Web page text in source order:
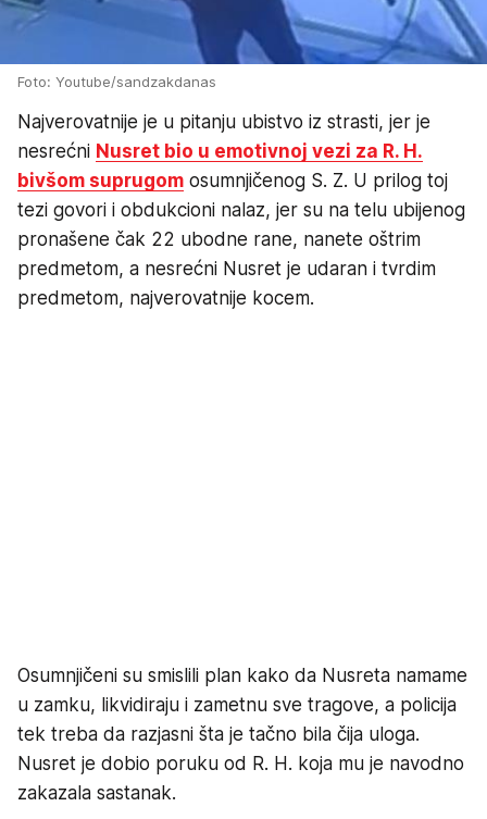
Foto: Youtube/sandzakdanas
Najverovatnije je u pitanju ubistvo iz strasti, jer je
nesrećni Nusret bio u emotivnoj vezi za R. H.
bivšom suprugom osumnjičenog S. Z. U prilog toj
tezi govori i obdukcioni nalaz, jer su na telu ubijenog
pronašene čak 22 ubodne rane, nanete oštrim
predmetom, a nesrećni Nusret je udaran i tvrdim
predmetom, najverovatnije kocem.
Osumnjičeni su smislili plan kako da Nusreta namame
u zamku, likvidiraju i zametnu sve tragove, a policija
tek treba da razjasni šta je tačno bila čija uloga.
Nusret je dobio poruku od R. H. koja mu je navodno
zakazala sastanak.